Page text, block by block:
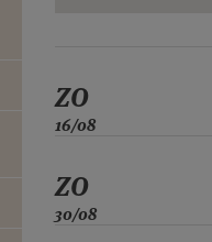
ZO
16/08
ZO
30/08